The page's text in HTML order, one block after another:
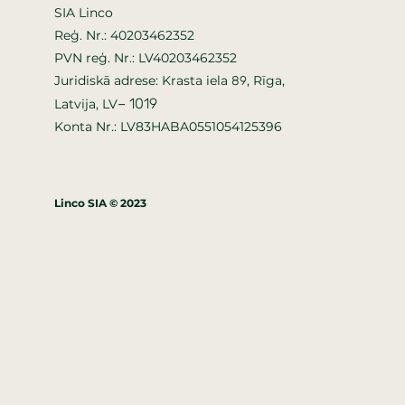
SIA Linco
Reģ. Nr.: 40203462352
PVN reģ. Nr.: LV40203462352
Juridiskā adrese: Krasta iela89, Rīga,
Latvija, LV– 1019
Konta Nr.: LV83HABA0551054125396
Linco SIA © 2023